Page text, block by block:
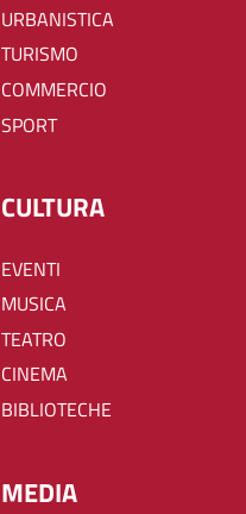
URBANISTICA
TURISMO
COMMERCIO
SPORT
CULTURA
EVENTI
MUSICA
TEATRO
CINEMA
BIBLIOTECHE
MEDIA